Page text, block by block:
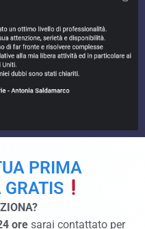
PRIMA
GRATIS
ore sarai contattato per